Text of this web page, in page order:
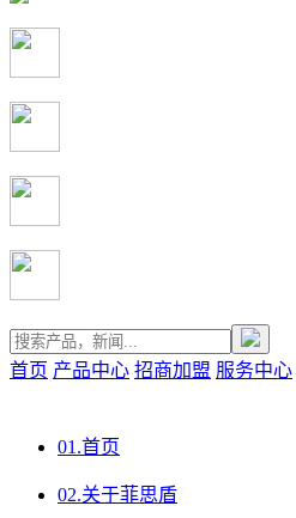
首页 产品中心 招商加盟 服务中心
01.首页
02.关于菲思盾